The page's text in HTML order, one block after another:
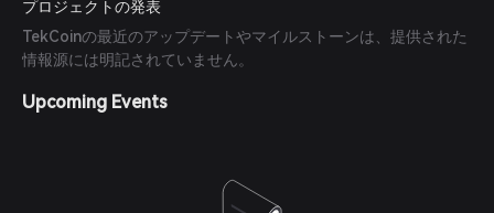
プロジェクトの発表
TekCoinの最近のアップデートやマイルストーンは、提供された
情報源には明記されていません。
Upcoming Events